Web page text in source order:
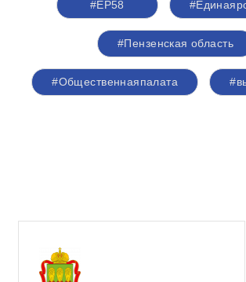
#ЕР58
#Пензенская область
#Общественнаяпалата